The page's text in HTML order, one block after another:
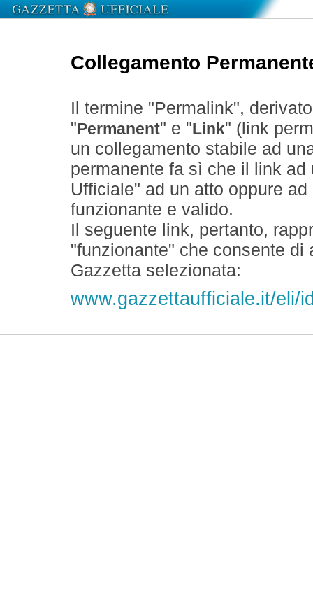
Collegamento
Il termine "Permalink",
" Permanent" e " Link" (link
un collegamento stabile ad
permanente fa sì che il link
Ufficiale" ad un atto oppure
funzionante e valido.
Il seguente link, pertanto,
"funzionante" che consente
Gazzetta selezionata:
www.gazzettaufficiale.it/eli/